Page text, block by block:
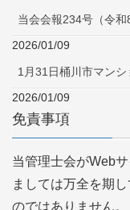
当会会報234号（令和
2026/01/09
1月31日桶川市マン
2026/01/09
免責事項
当管理士会がWeb
ましては万全を期
のではありません。